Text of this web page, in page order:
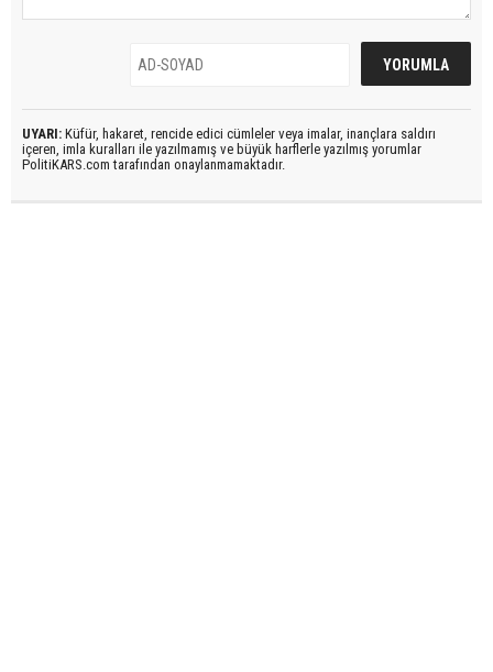
UYARI: Küfür, hakaret, rencide edici cümleler veya imalar, inançlara saldırı
içeren, imla kuralları ile yazılmamış ve büyük harflerle yazılmış yorumlar
PolitiKARS.com tarafından onaylanmamaktadır.